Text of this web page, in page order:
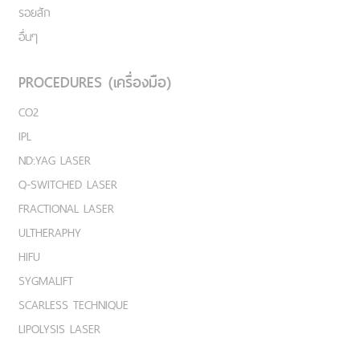
รอยสัก
อื่นๆ
PROCEDURES (เครื่องมือ)
CO2
IPL
ND:YAG LASER
Q-SWITCHED LASER
FRACTIONAL LASER
ULTHERAPHY
HIFU
SYGMALIFT
SCARLESS TECHNIQUE
LIPOLYSIS LASER